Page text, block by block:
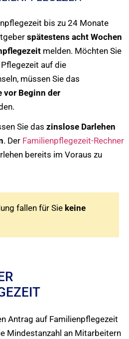
bis zu 24 Monate
spätestens acht Wochen
melden. Möchten Sie
auf die
müssen Sie das
vor Beginn der
Sie das zinslose Darlehen
. Der Familienpflegezeit-Rechner
bereits im Voraus zu
fallen für Sie keine
Antrag auf Familienpflegezeit
Mindestanzahl an Mitarbeitern